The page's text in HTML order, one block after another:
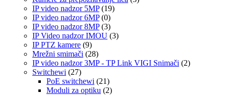
IP video nadzor 5MP (19)
IP video nadzor 6MP (0)
IP video nadzor 8MP (3)
IP Video nadzor IMOU (3)
IP PTZ kamere (9)
Mrežni smimači (28)
IP video nadzor 3MP - TP Link VIGI Snimači (2)
Switchewi (27)
PoE switchewi (21)
Moduli za optiku (2)